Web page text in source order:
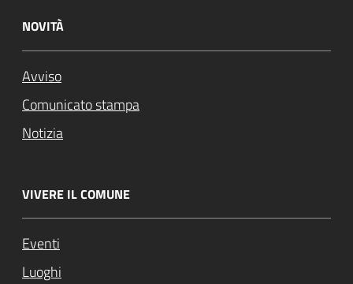
NOVITÀ
Avviso
Comunicato stampa
Notizia
VIVERE IL COMUNE
Eventi
Luoghi